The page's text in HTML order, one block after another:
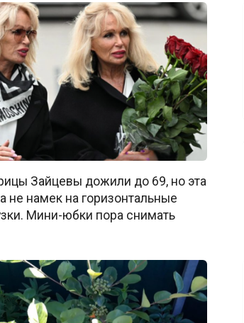
Зайцевы дожили до 69, но эта
не намек на горизонтальные
Мини-юбки пора снимать